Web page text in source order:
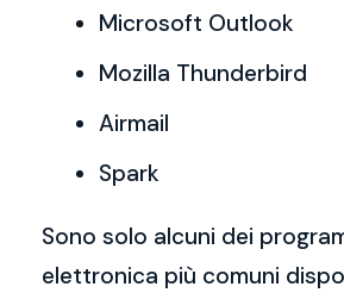
Microsoft Outlook
Mozilla Thunderbird
Airmail
Spark
Sono solo alcuni dei
elettronica più comuni